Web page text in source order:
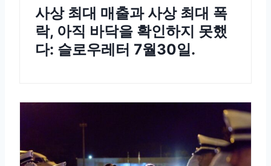
사상 최대 매출과 사상 최대 폭
락, 아직 바닥을 확인하지 못했
다: 슬로우레터 7월30일.